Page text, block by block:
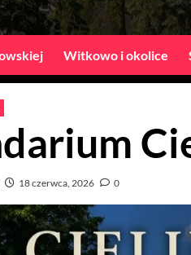
Witkowo i okolice
18 czerwca, 2026 0